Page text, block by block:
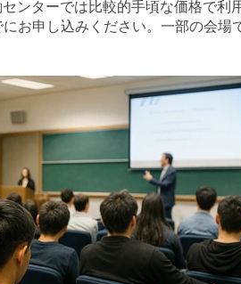
ンターでは比較的手頃な価格で利
お申し込みください。一部の会場